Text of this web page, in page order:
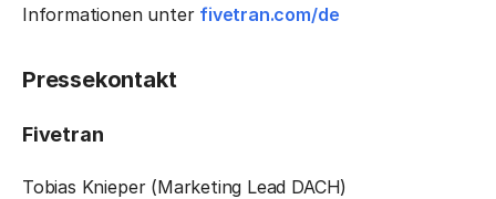
Informationen unter fivetran.com/de
Pressekontakt
Fivetran
Tobias Knieper (Marketing Lead DACH)